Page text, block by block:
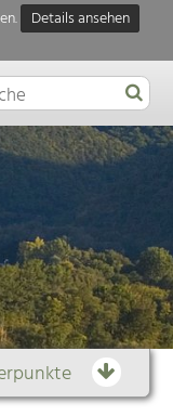
Details ansehen